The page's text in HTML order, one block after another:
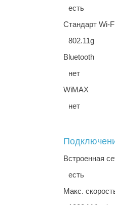
есть
Стандарт Wi-
802.11g
Bluetooth
нет
WiMAX
нет
Встроенная
есть
Макс.